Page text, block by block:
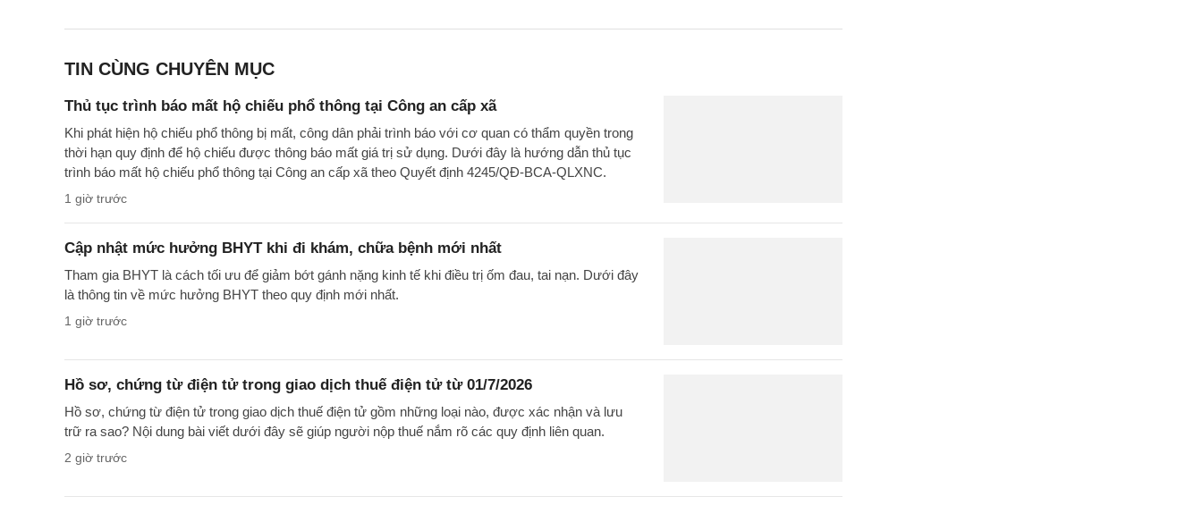
TIN CÙNG CHUYÊN MỤC
Thủ tục trình báo mất hộ chiếu phổ thông tại Công an cấp xã
Khi phát hiện hộ chiếu phổ thông bị mất, công dân phải trình báo với cơ quan có thẩm quyền trong
thời hạn quy định để hộ chiếu được thông báo mất giá trị sử dụng. Dưới đây là hướng dẫn thủ tục
trình báo mất hộ chiếu phổ thông tại Công an cấp xã theo Quyết định 4245/QĐ-BCA-QLXNC.
1 giờ trước
Cập nhật mức hưởng BHYT khi đi khám, chữa bệnh mới nhất
Tham gia BHYT là cách tối ưu để giảm bớt gánh nặng kinh tế khi điều trị ốm đau, tai nạn. Dưới đây
là thông tin về mức hưởng BHYT theo quy định mới nhất.
1 giờ trước
Hồ sơ, chứng từ điện tử trong giao dịch thuế điện tử từ 01/7/2026
Hồ sơ, chứng từ điện tử trong giao dịch thuế điện tử gồm những loại nào, được xác nhận và lưu
trữ ra sao? Nội dung bài viết dưới đây sẽ giúp người nộp thuế nắm rõ các quy định liên quan.
2 giờ trước